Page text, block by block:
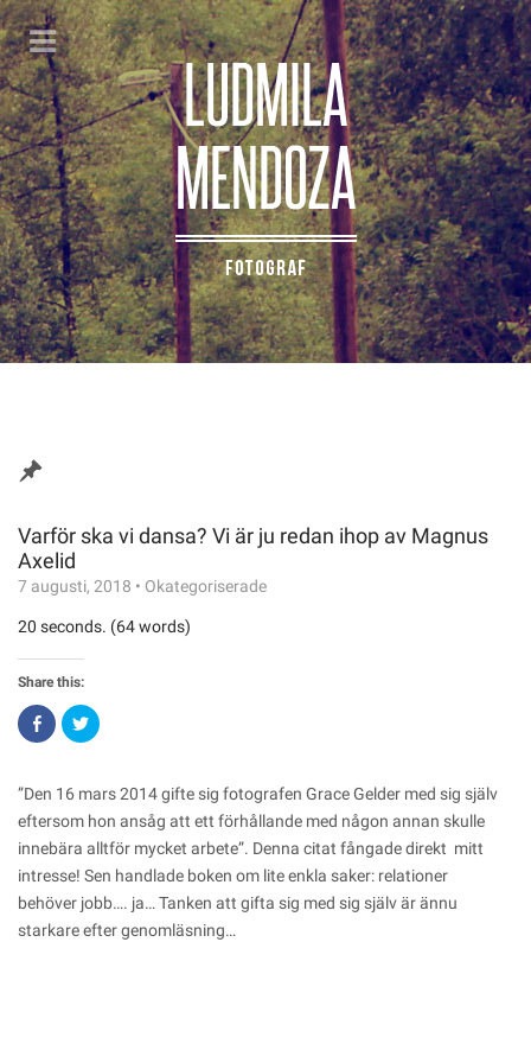
Varför ska vi dansa? Vi är ju redan ihop av Magnus
Axelid
7 augusti, 2018 • Okategoriserade
20 seconds. (64 words)
Share this:
Click
to
share
(Opens
in
new
Click
to
(Opens
in
new
”Den 16 mars 2014 gifte sig fotografen Grace Gelder med sig själv
eftersom hon ansåg att ett förhållande med någon annan skulle
innebära alltför mycket arbete”. Denna citat fångade direkt mitt
intresse! Sen handlade boken om lite enkla saker: relationer
behöver jobb…. ja… Tanken att gifta sig med sig själv är ännu
starkare efter genomläsning…